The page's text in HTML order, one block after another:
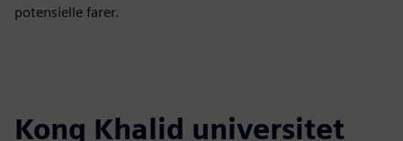
potensielle farer.
Kong Khalid universitet